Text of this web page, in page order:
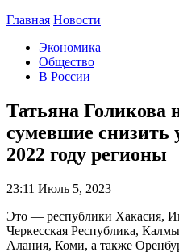
Главная Новости
Экономика
Общество
В России
Татьяна Голикова
сумевшие снизить
2022 году регионы
23:11 Июль 5, 2023
Это — республики Хакасия,
Черкесская Республика,
Алания, Коми, а также